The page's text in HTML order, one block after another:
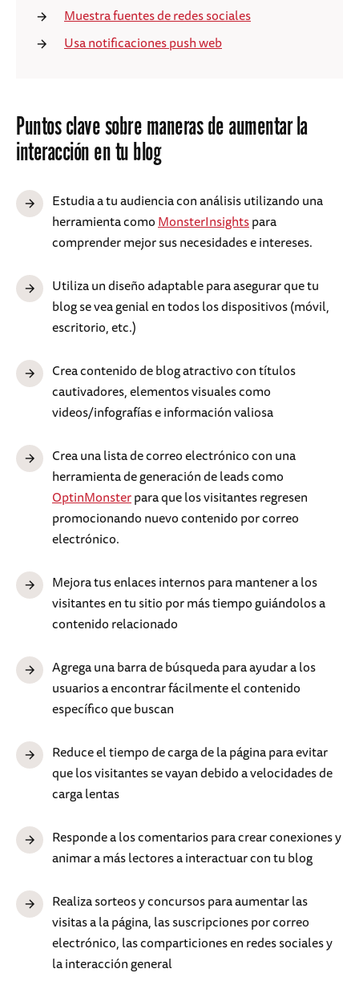
Muestra fuentes de redes sociales
Usa notificaciones push web
Puntos clave sobre maneras de aumentar la
interacción en tu blog
Estudia a tu audiencia con análisis utilizando una
herramienta comoMonsterInsightspara
comprender mejor sus necesidades e intereses.
Utiliza un diseño adaptable para asegurar que tu
blog se vea genial en todos los dispositivos (móvil,
escritorio, etc.)
Crea contenido de blog atractivo con títulos
cautivadores, elementos visuales como
videos/infografías e información valiosa
Crea una lista de correo electrónico con una
herramienta de generación de leads como
OptinMonsterpara que los visitantes regresen
promocionando nuevo contenido por correo
electrónico.
Mejora tus enlaces internos para mantener a los
visitantes en tu sitio por más tiempo guiándolos a
contenido relacionado
Agrega una barra de búsqueda para ayudar a los
usuarios a encontrar fácilmente el contenido
específico que buscan
Reduce el tiempo de carga de la página para evitar
que los visitantes se vayan debido a velocidades de
carga lentas
Responde a los comentarios para crear conexiones y
animar a más lectores a interactuar con tu blog
Realiza sorteos y concursos para aumentar las
visitas a la página, las suscripciones por correo
electrónico, las comparticiones en redes sociales y
la interacción general